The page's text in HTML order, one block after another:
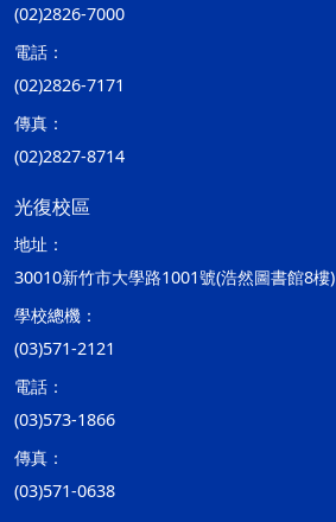
(02)2826-7000
電話：
(02)2826-7171
傳真：
(02)2827-8714
光復校區
地址：
30010新竹市大學路1001號(浩然圖書館8樓)
學校總機：
(03)571-2121
電話：
(03)573-1866
傳真：
(03)571-0638